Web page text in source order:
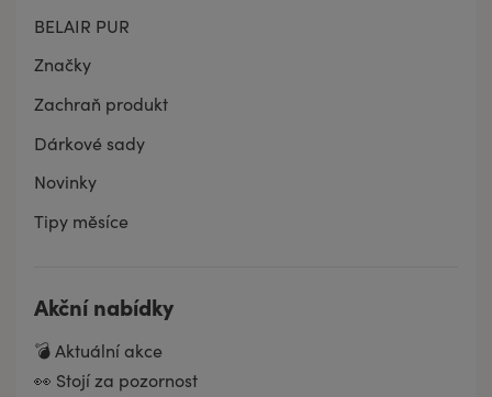
BELAIR PUR
Značky
Zachraň produkt
Dárkové sady
Novinky
Tipy měsíce
Akční nabídky
💣 Aktuální akce
👀 Stojí za pozornost